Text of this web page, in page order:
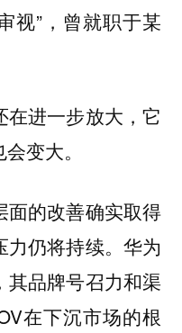
视”，曾就职于某
在进一步放大，它
变大。
面的改善确实取得
仍将持续。华为
其品牌号召力和渠
在下沉市场的根